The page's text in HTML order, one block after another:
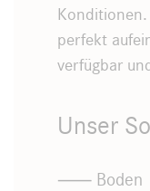
perfekt
verfügbar
Unser
Boden